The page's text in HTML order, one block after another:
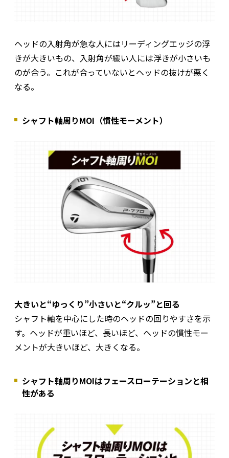
ヘッドの入射角が急な人にはリーディングエッジの浮
きが大きいもの、入射角が緩い人には浮きが小さいも
のが合う。これが合っていないとヘッドの抜けが悪く
なる。
シャフト軸周りMOI（慣性モーメント）
大きいと“ゆっくり”小さいと“クルッ”と回る
シャフト軸を中心にした時のヘッドの回りやすさを示
す。ヘッドが重いほど、長いほど、ヘッドの慣性モー
メントが大きいほど、大きくなる。
シャフト軸周りMOIはフェースローテーションと相
性がある